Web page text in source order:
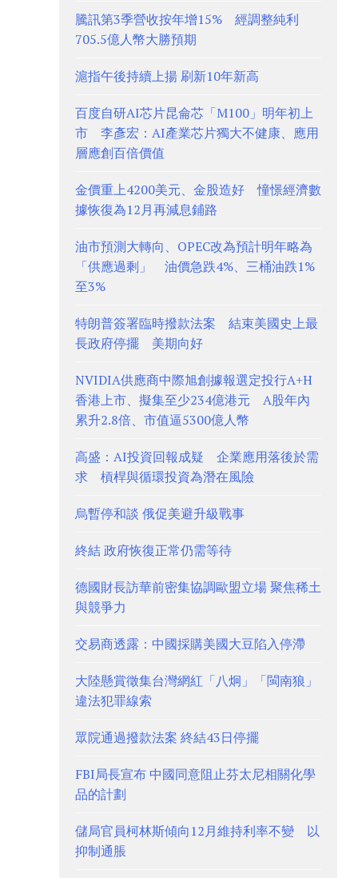
騰訊第3季營收按年增15% 經調整純利
705.5億人幣大勝預期
滬指午後持續上揚 刷新10年新高
百度自研AI芯片昆侖芯「M100」明年初上
市 李彥宏：AI產業芯片獨大不健康、應用
層應創百倍價值
金價重上4200美元、金股造好 憧憬經濟數
據恢復為12月再減息鋪路
油市預測大轉向、OPEC改為預計明年略為
「供應過剩」 油價急跌4%、三桶油跌1%
至3%
特朗普簽署臨時撥款法案 結束美國史上最
長政府停擺 美期向好
NVIDIA供應商中際旭創據報選定投行A+H
香港上市、擬集至少234億港元 A股年內
累升2.8倍、市值逼5300億人幣
高盛：AI投資回報成疑 企業應用落後於需
求 槓桿與循環投資為潛在風險
烏暫停和談 俄促美避升級戰事
終結 政府恢復正常仍需等待
德國財長訪華前密集協調歐盟立場 聚焦稀土
與競爭力
交易商透露：中國採購美國大豆陷入停滯
大陸懸賞徵集台灣網紅「八炯」「閩南狼」
違法犯罪線索
眾院通過撥款法案 終結43日停擺
FBI局長宣布 中國同意阻止芬太尼相關化學
品的計劃
儲局官員柯林斯傾向12月維持利率不變 以
抑制通脹